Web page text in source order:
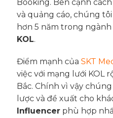
Booking. Bên cạnh
và quảng cáo, chúng
hơn 5 năm trong ngành
KOL.
Điểm mạnh của SKT
việc với mạng lưới KOL
Bắc. Chính vì vậy
lược và đề xuất cho
Influencerphù hợp